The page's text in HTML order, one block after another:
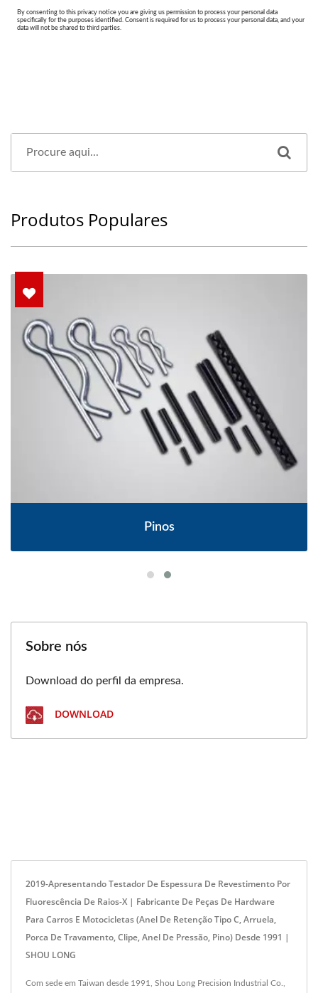
Produtos Populares
Pinos
Sobre nós
Download do perfil da empresa.
DOWNLOAD
2019-Apresentando Testador De Espessura De Revestimento Por
Fluorescência De Raios-X | Fabricante De Peças De Hardware
Para Carros E Motocicletas (anel De Retenção Tipo C, Arruela,
Porca De Travamento, Clipe, Anel De Pressão, Pino) Desde 1991 |
SHOU LONG
Com sede em Taiwan desde 1991, Shou Long Precision Industrial Co.,